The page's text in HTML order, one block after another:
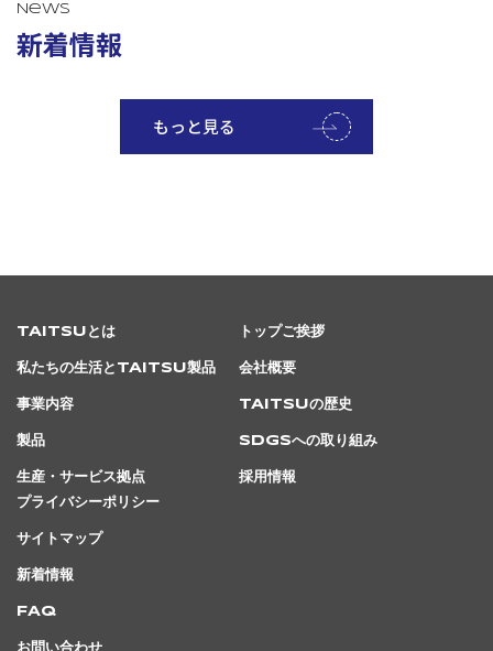
News
新着情報
もっと見る
TAITSUとは
私たちの生活とTAITSU製品
事業内容
製品
生産・サービス拠点
トップご挨拶
会社概要
TAITSUの歴史
SDGsへの取り組み
採用情報
プライバシーポリシー
サイトマップ
新着情報
FAQ
お問い合わせ